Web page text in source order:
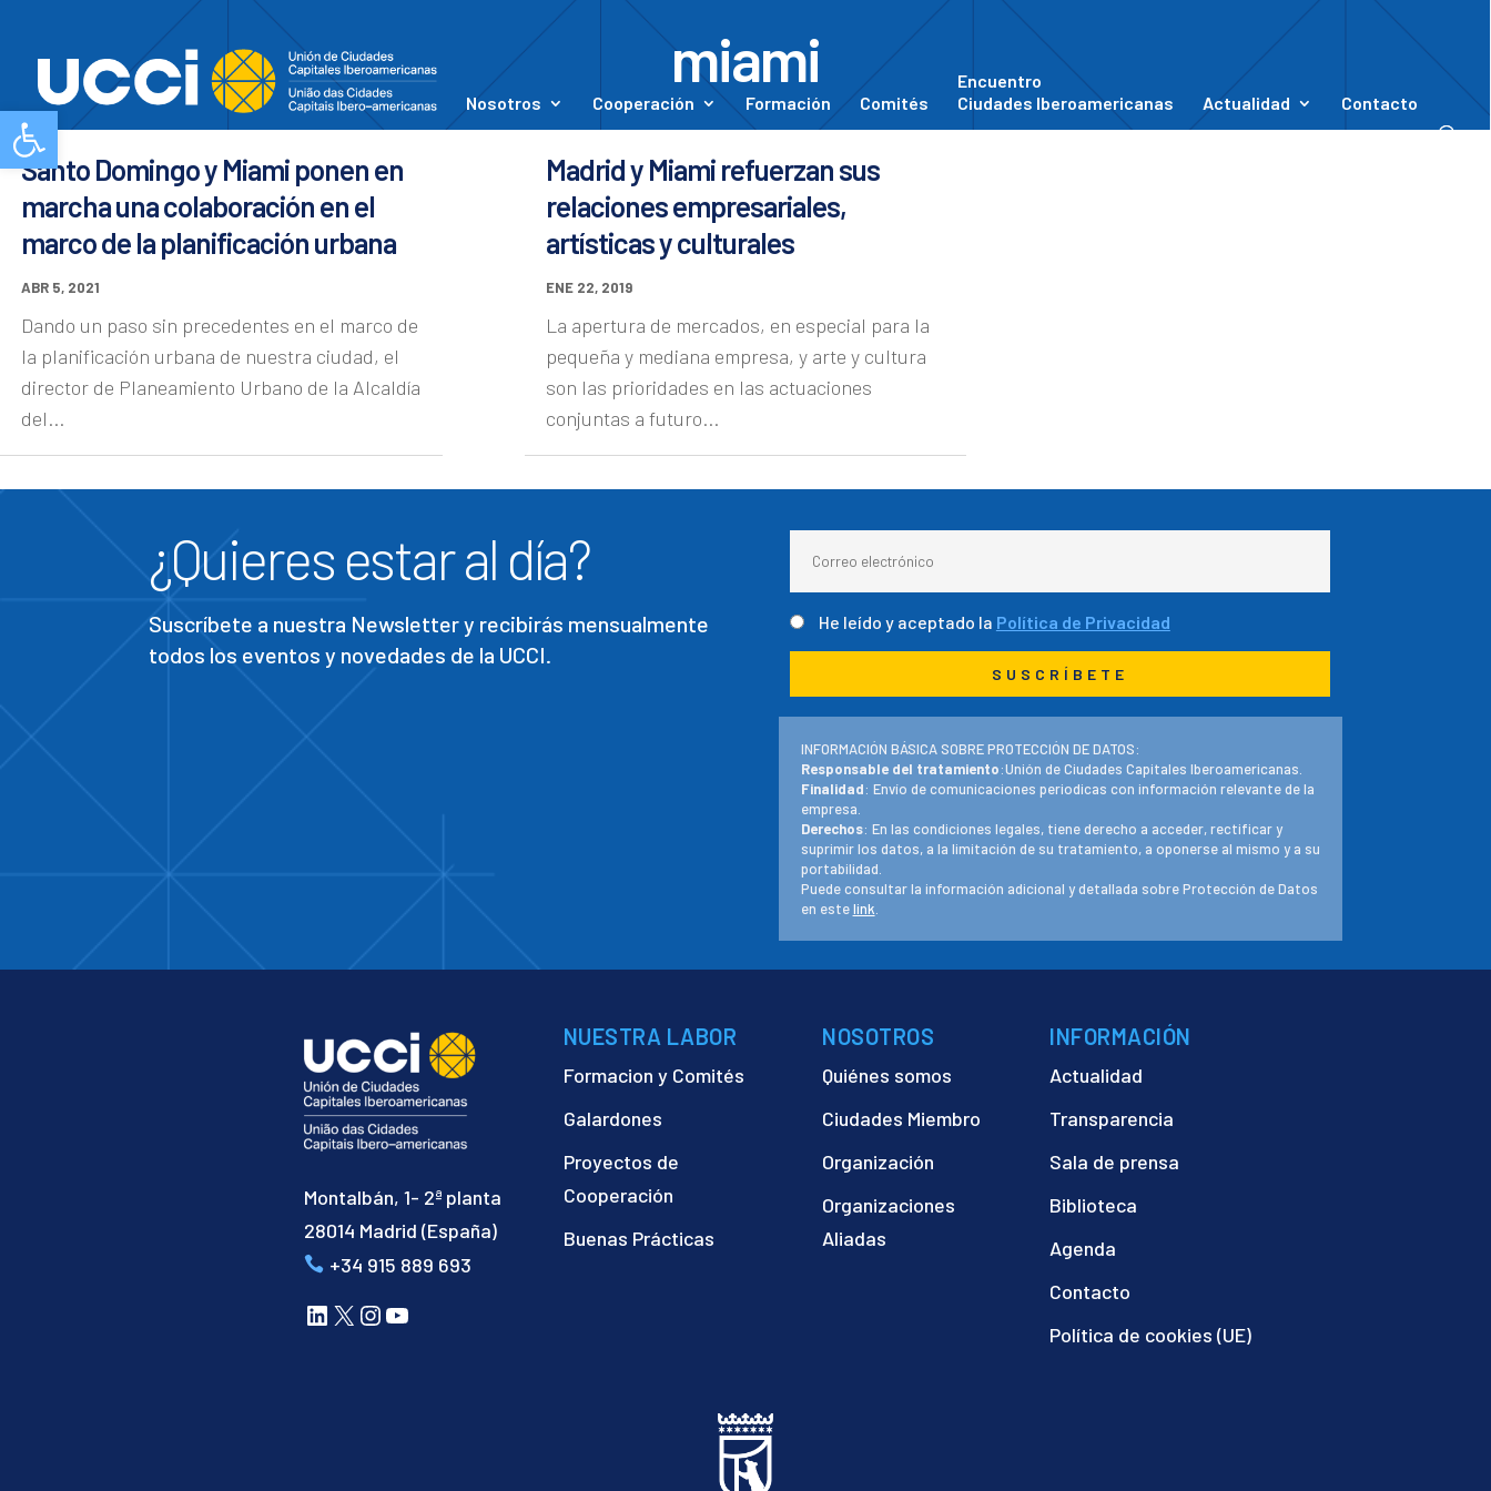
Abrir barra de herramientas Nosotros Cooperación Formación Comités
Encuentro
Ciudades Iberoamericanas
Actualidad Contacto
miami
Santo Domingo y Miami ponen en
marcha una colaboración en el
marco de la planificación urbana
ABR 5, 2021
Dando un paso sin precedentes en el marco de
la planificación urbana de nuestra ciudad, el
director de Planeamiento Urbano de la Alcaldía
del...
Madrid y Miami refuerzan sus
relaciones empresariales,
artísticas y culturales
ENE 22, 2019
La apertura de mercados, en especial para la
pequeña y mediana empresa, y arte y cultura
son las prioridades en las actuaciones
conjuntas a futuro...
¿Quieres estar al día?
Suscríbete a nuestra Newsletter y recibirás mensualmente
todos los eventos y novedades de la UCCI.
He leído y aceptado la Política de Privacidad
INFORMACIÓN BÁSICA SOBRE PROTECCIÓN DE DATOS:
Responsable del tratamiento:Unión de Ciudades Capitales Iberoamericanas.
Finalidad: Envío de comunicaciones periodicas con información relevante de la
empresa.
Derechos: En las condiciones legales, tiene derecho a acceder, rectificar y
suprimir los datos, a la limitación de su tratamiento, a oponerse al mismo y a su
portabilidad.
Puede consultar la información adicional y detallada sobre Protección de Datos
en estelink
Montalbán, 1- 2ª planta
28014 Madrid (España)
+34 915 889 693
LinkedIn
X Instagram
YouTube
NUESTRA LABOR
Formacion y Comités
Galardones
Proyectos de
Cooperación
Buenas Prácticas
NOSOTROS
Quiénes somos
Ciudades Miembro
Organización
Organizaciones
Aliadas
INFORMACIÓN
Actualidad
Transparencia
Sala de prensa
Biblioteca
Agenda
Contacto
Política de cookies (UE)